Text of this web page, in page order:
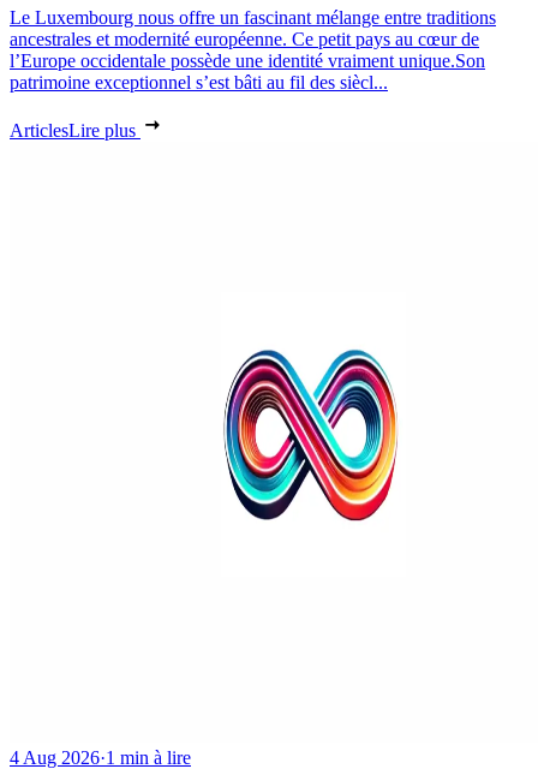
Le Luxembourg nous offre un fascinant mélange entre traditions
ancestrales et modernité européenne. Ce petit pays au cœur de
l’Europe occidentale possède une identité vraiment unique.Son
patrimoine exceptionnel s’est bâti au fil des siècl...
ArticlesLire plus
4 Aug 2026·1 min à lire